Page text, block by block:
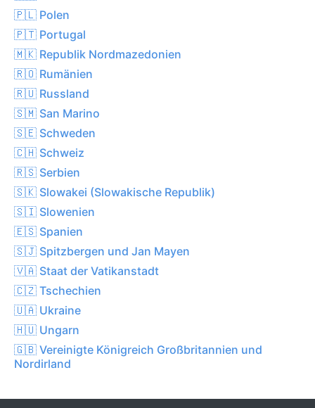
🇵🇱 Polen
🇵🇹 Portugal
🇲🇰 Republik Nordmazedonien
🇷🇴 Rumänien
🇷🇺 Russland
🇸🇲 San Marino
🇸🇪 Schweden
🇨🇭 Schweiz
🇷🇸 Serbien
🇸🇰 Slowakei (Slowakische Republik)
🇸🇮 Slowenien
🇪🇸 Spanien
🇸🇯 Spitzbergen und Jan Mayen
🇻🇦 Staat der Vatikanstadt
🇨🇿 Tschechien
🇺🇦 Ukraine
🇭🇺 Ungarn
🇬🇧 Vereinigte Königreich Großbritannien und
Nordirland